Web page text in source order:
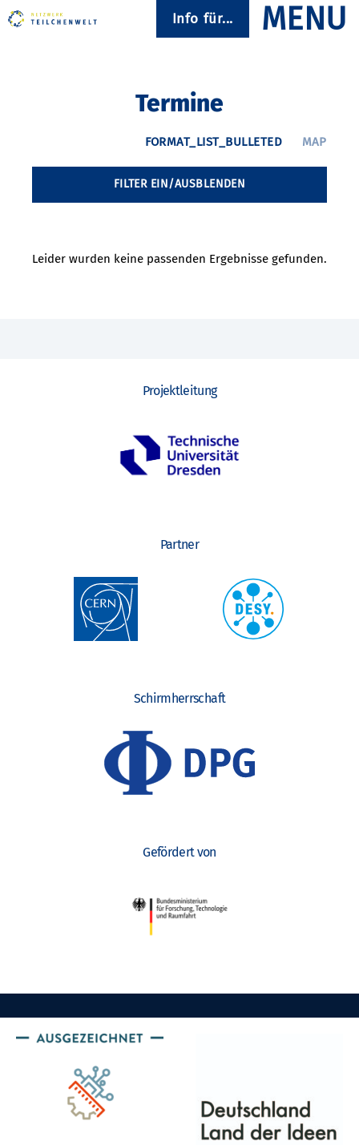
Info für...
Termine
FILTER EIN/AUSBLENDEN
Leider wurden keine passenden Ergebnisse gefunden.
Projektleitung
Partner
Schirmherrschaft
Gefördert von